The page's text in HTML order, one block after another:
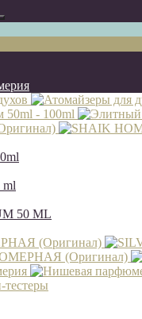
- 100ml
ml
50 ML
(Оригинал)
(Оригинал)